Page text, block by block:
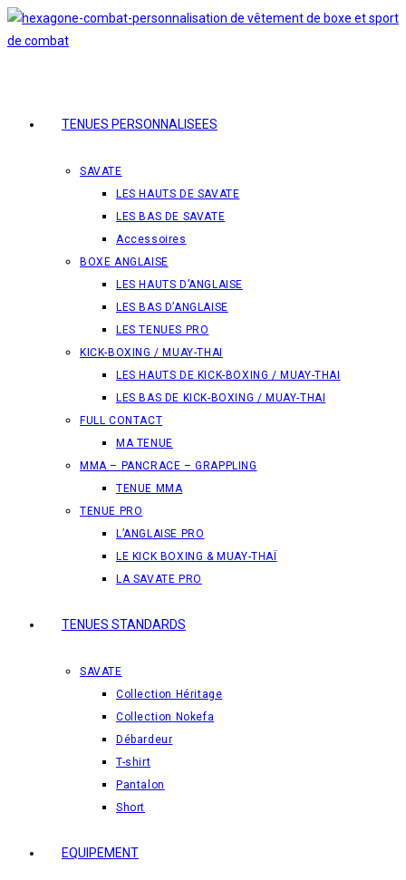
Skip
to
TENUES PERSONNALISEES
SAVATE
LES HAUTS DE SAVATE
LES BAS DE SAVATE
Accessoires
BOXE ANGLAISE
LES HAUTS D’ANGLAISE
LES BAS D’ANGLAISE
LES TENUES PRO
KICK-BOXING / MUAY-THAI
LES HAUTS DE KICK-BOXING / MUAY-THAI
LES BAS DE KICK-BOXING / MUAY-THAI
FULL CONTACT
MA TENUE
MMA – PANCRACE – GRAPPLING
TENUE MMA
TENUE PRO
L’ANGLAISE PRO
LE KICK BOXING & MUAY-THAÏ
LA SAVATE PRO
TENUES STANDARDS
SAVATE
Collection Héritage
Collection Nokefa
Débardeur
T-shirt
Pantalon
Short
EQUIPEMENT